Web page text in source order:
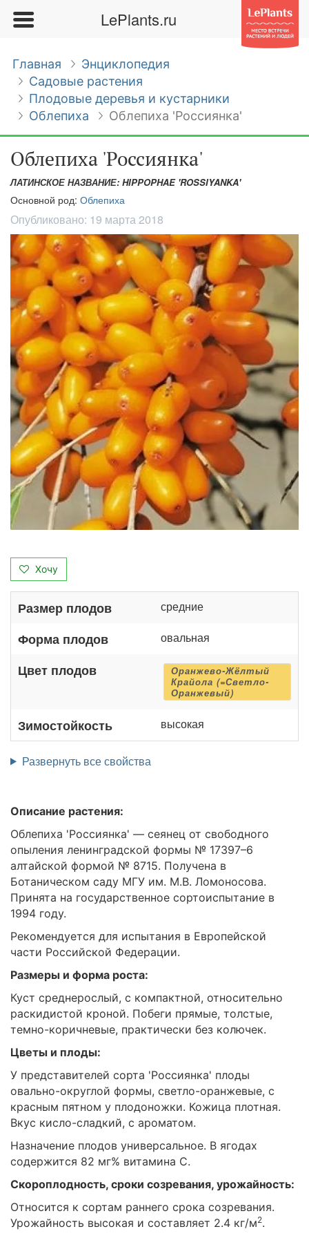
LePlants.ru
Главная
Энциклопедия
Садовые растения
Плодовые деревья и кустарники
Облепиха
Облепиха 'Россиянка'
Облепиха 'Россиянка'
ЛАТИНСКОЕ НАЗВАНИЕ: HIPPOPHAE 'ROSSIYANKA'
Основной род: Облепиха
Опубликовано: 19 марта 2018
Хочу
Размер плодов средние
Форма плодов овальная
Цвет плодов
Оранжево-Жёлтый
Крайола (=Светло-
Оранжевый)
Зимостойкость высокая
Развернуть все свойства
Описание растения:
Облепиха 'Россиянка' — сеянец от свободного
опыления ленинградской формы № 17397–6
алтайской формой № 8715. Получена в
Ботаническом саду МГУ им. М.В. Ломоносова.
Принята на государственное сортоиспытание в
1994 году.
Рекомендуется для испытания в Европейской
части Российской Федерации.
Размеры и форма роста:
Куст среднерослый, с компактной, относительно
раскидистой кроной. Побеги прямые, толстые,
темно-коричневые, практически без колючек.
Цветы и плоды:
У представителей сорта 'Россиянка' плоды
овально-округлой формы, светло-оранжевые, с
красным пятном у плодоножки. Кожица плотная.
Вкус кисло-сладкий, с ароматом.
Назначение плодов универсальное. В ягодах
содержится 82 мг% витамина С.
Скороплодность, сроки созревания, урожайность:
Относится к сортам раннего срока созревания.
Урожайность высокая и составляет 2.4 кг/м2.